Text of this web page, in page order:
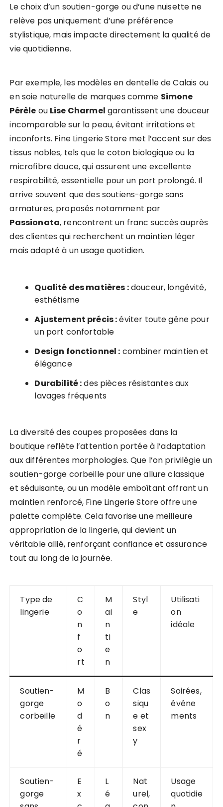
Le choix d’un soutien-gorge ou d’une nuisette ne
relève pas uniquement d’une préférence
stylistique, mais impacte directement la qualité de
vie quotidienne.
Par exemple, les modèles en dentelle de Calais ou
en soie naturelle de marques comme Simone
Pérèle ou Lise Charmel garantissent une douceur
incomparable sur la peau, évitant irritations et
inconforts. Fine Lingerie Store met l’accent sur des
tissus nobles, tels que le coton biologique ou la
microfibre douce, qui assurent une excellente
respirabilité, essentielle pour un port prolongé. Il
arrive souvent que des soutiens-gorge sans
armatures, proposés notamment par
Passionata, rencontrent un franc succès auprès
des clientes qui recherchent un maintien léger
mais adapté à un usage quotidien.
Qualité des matières :douceur, longévité,
esthétisme
Ajustement précis :éviter toute gêne pour
un port confortable
Design fonctionnel : combiner maintien et
élégance
Durabilité :des pièces résistantes aux
lavages fréquents
La diversité des coupes proposées dans la
boutique reflète l’attention portée à l’adaptation
aux différentes morphologies. Que l’on privilégie un
soutien-gorge corbeille pour une allure classique
et séduisante, ou un modèle emboîtant offrant un
maintien renforcé, Fine Lingerie Store offre une
palette complète. Cela favorise une meilleure
appropriation de la lingerie, qui devient un
véritable allié, renforçant confiance et assurance
tout au long de la journée.
Type de
lingerie
C
o
n
f
o
rt
M
ai
n
ti
e
n
Styl
e
Utilisati
on
idéale
Soutien-
gorge
corbeille
M
o
d
é
r
é
B
o
n
Clas
siqu
e et
sex
y
Soirées,
événe
ments
Soutien-
gorge
E
x
L
é
Nat
urel,
Usage
quotidie